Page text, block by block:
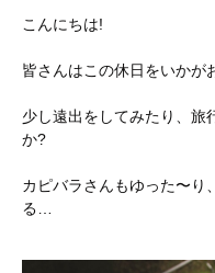
こんにちは!
皆さんはこの休日をいかが
少し遠出をしてみたり、旅
か?
カピバラさんもゆった〜り
る…